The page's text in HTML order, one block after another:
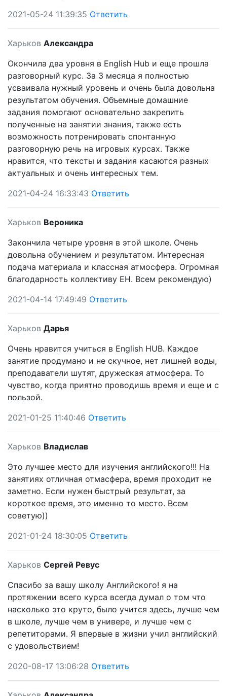
2021-05-24 11:39:35 Ответить
Харьков Александра
Окончила два уровня в English Hub и еще прошла
разговорный курс. За 3 месяца я полностью
усваивала нужный уровень и очень была довольна
результатом обучения. Объемные домашние
задания помогают основательно закрепить
полученные на занятии знания, также есть
возможность потренировать спонтанную
разговорную речь на игровых курсах. Также
нравится, что тексты и задания касаются разных
актуальных и очень интересных тем.
2021-04-24 16:33:43 Ответить
Харьков Вероника
Закончила четыре уровня в этой школе. Очень
довольна обучением и результатом. Интересная
подача материала и классная атмосфера. Огромная
благодарность коллективу EH. Всем рекомендую)
2021-04-14 17:49:49 Ответить
Харьков Дарья
Очень нравится учиться в English HUB. Каждое
занятие продумано и не скучное, нет лишней воды,
преподаватели шутят, дружеская атмосфера. То
чувство, когда приятно проводишь время и еще и с
пользой.
2021-01-25 11:40:46 Ответить
Харьков Владислав
Это лучшее место для изучения английского!!! На
занятиях отличная отмасфера, время проходит не
заметно. Если нужен быстрый результат, за
короткое время, это именно то место. Всем
советую))
2021-01-24 18:30:05 Ответить
Харьков Сергей Ревус
Спасибо за вашу школу Английского! я на
протяжении всего курса всегда думал о том что
насколько это круто, было учится здесь, лучше чем
в школе, лучше чем в универе, и лучше чем с
репетиторами. Я впервые в жизни учил английский
с удовольствием!
2020-08-17 13:06:28 Ответить